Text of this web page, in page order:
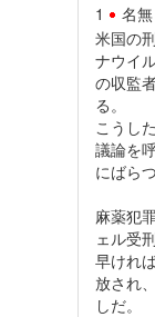
1 名無
米国の
ナウイ
の収監
る。
こうし
議論を
にばら
麻薬犯
ェル受
早けれ
放され
しだ。